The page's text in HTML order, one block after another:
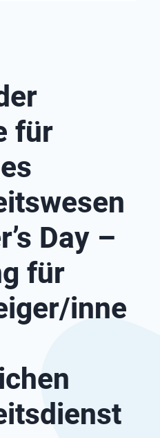
für
Day –
für
inne